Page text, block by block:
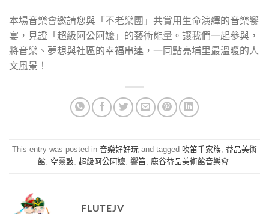
本場音樂會邀請您與「不老樂團」共賞用生命演繹的音樂饗
宴，見證「超級阿公阿嬤」的藝術能量。讓我們一起參與，
將音樂、夢想與社區的幸福串連，一同點亮埔里最溫暖的人
文風景！
This entry was posted in 音樂好好玩 and tagged 吹笛手家族, 益品美術
館, 空靈鼓, 超級阿公阿嬤, 響笛, 鹿谷益品美術館音樂會.
FLUTEJV